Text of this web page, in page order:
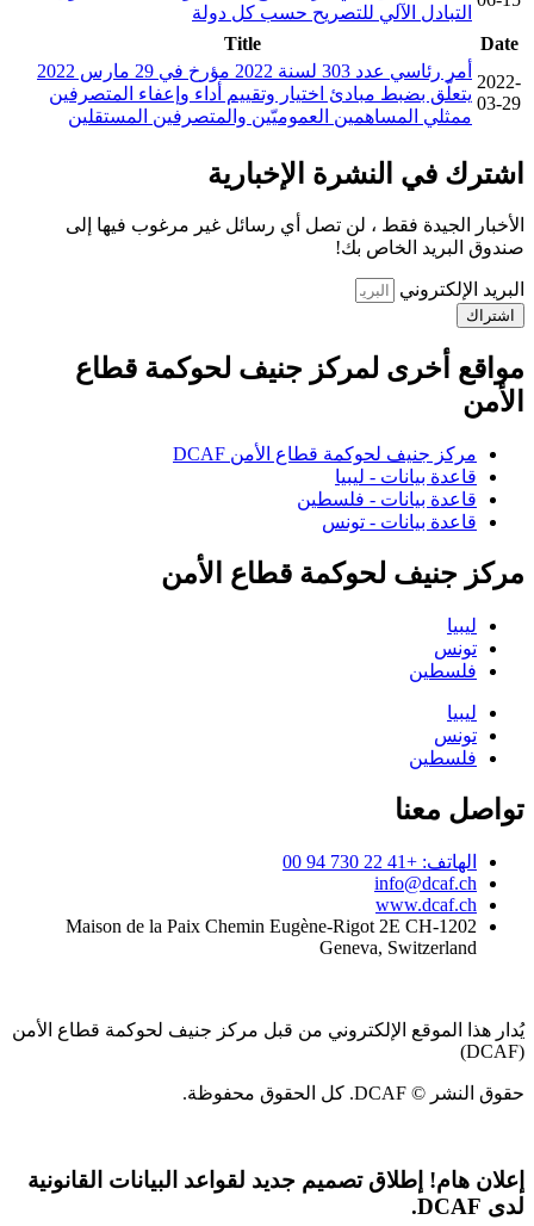
التبادل الآلي للتصريح حسب كل دولة
Date
Title
2022-
03-29
أمر رئاسي عدد 303 لسنة 2022 مؤرخ في 29 مارس 2022
يتعلّق بضبط مبادئ اختيار وتقييم أداء وإعفاء المتصرفين
ممثلي المساهمين العموميّين والمتصرفين المستقلين
اشترك في النشرة الإخبارية
الأخبار الجيدة فقط ، لن تصل أي رسائل غير مرغوب فيها إلى
صندوق البريد الخاص بك!
البريد الإلكتروني
اشتراك
مواقع أخرى لمركز جنيف لحوكمة قطاع
الأمن
مركز جنيف لحوكمة قطاع الأمن DCAF
قاعدة بيانات - ليبيا
قاعدة بيانات - فلسطين
قاعدة بيانات - تونس
مركز جنيف لحوكمة قطاع الأمن
ليبيا
تونس
فلسطين
ليبيا
تونس
فلسطين
تواصل معنا
الهاتف: +41 22 730 94 00
info@dcaf.ch
www.dcaf.ch
Maison de la Paix Chemin Eugène-Rigot 2E CH-1202
Geneva, Switzerland
يُدار هذا الموقع الإلكتروني من قبل مركز جنيف لحوكمة قطاع الأمن
(DCAF)
حقوق النشر © DCAF. كل الحقوق محفوظة.
إعلان هام! إطلاق تصميم جديد لقواعد البيانات القانونية
لدى DCAF.